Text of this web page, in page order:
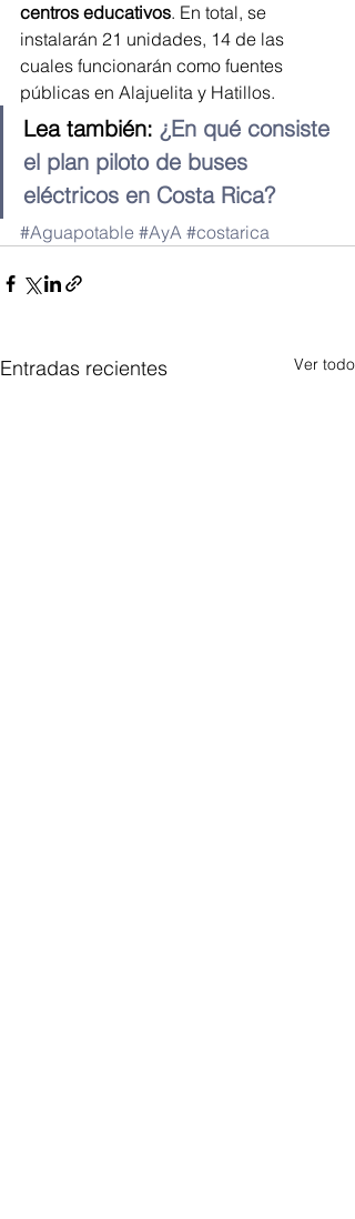
centros educativos. En total, se
instalarán 21 unidades, 14 de las
cuales funcionarán como fuentes
públicas en Alajuelita y Hatillos.
Lea también: ¿En qué consiste
el plan piloto de buses
eléctricos en Costa Rica?
#Aguapotable #AyA #costarica
Entradas recientes Ver todo